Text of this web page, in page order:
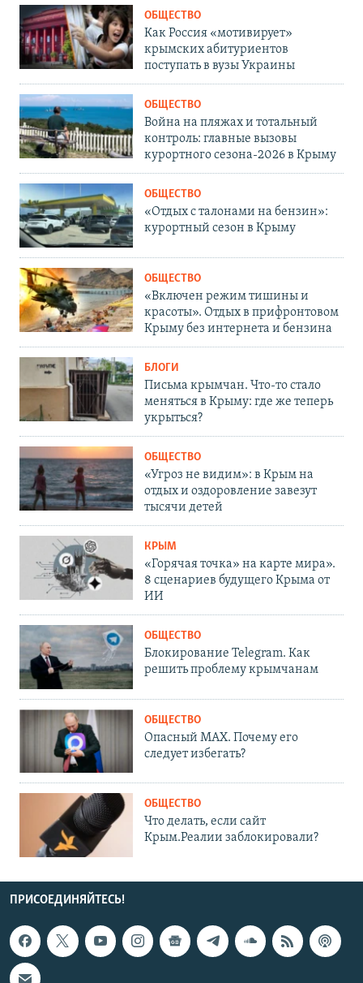
ОБЩЕСТВО
Как Россия «мотивирует»
крымских абитуриентов
поступать в вузы Украины
ОБЩЕСТВО
Война на пляжах и тотальный
контроль: главные вызовы
курортного сезона-2026 в Крыму
ОБЩЕСТВО
«Отдых с талонами на бензин»:
курортный сезон в Крыму
ОБЩЕСТВО
«Включен режим тишины и
красоты». Отдых в прифронтовом
Крыму без интернета и бензина
БЛОГИ
Письма крымчан. Что-то стало
меняться в Крыму: где же теперь
укрыться?
ОБЩЕСТВО
«Угроз не видим»: в Крым на
отдых и оздоровление завезут
тысячи детей
КРЫМ
«Горячая точка» на карте мира».
8 сценариев будущего Крыма от
ИИ
ОБЩЕСТВО
Блокирование Telegram. Как
решить проблему крымчанам
ОБЩЕСТВО
Опасный MAX. Почему его
следует избегать?
ОБЩЕСТВО
Что делать, если сайт
Крым.Реалии заблокировали?
ПРИСОЕДИНЯЙТЕСЬ!